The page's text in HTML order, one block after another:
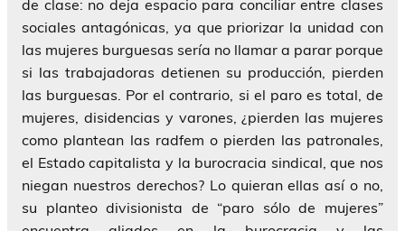
de clase: no deja espacio para conciliar entre clases
sociales antagónicas, ya que priorizar la unidad con
las mujeres burguesas sería no llamar a parar porque
si las trabajadoras detienen su producción, pierden
las burguesas. Por el contrario, si el paro es total, de
mujeres, disidencias y varones, ¿pierden las mujeres
como plantean las radfem o pierden las patronales,
el Estado capitalista y la burocracia sindical, que nos
niegan nuestros derechos? Lo quieran ellas así o no,
su planteo divisionista de “paro sólo de mujeres”